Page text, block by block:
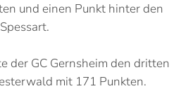
und einen Punkt hinter den
der GC Gernsheim den dritten
mit 171 Punkten.